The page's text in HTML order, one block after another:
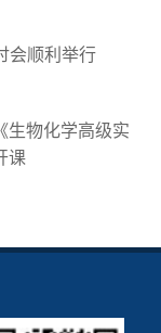
会顺利举行
生物化学高级实
课